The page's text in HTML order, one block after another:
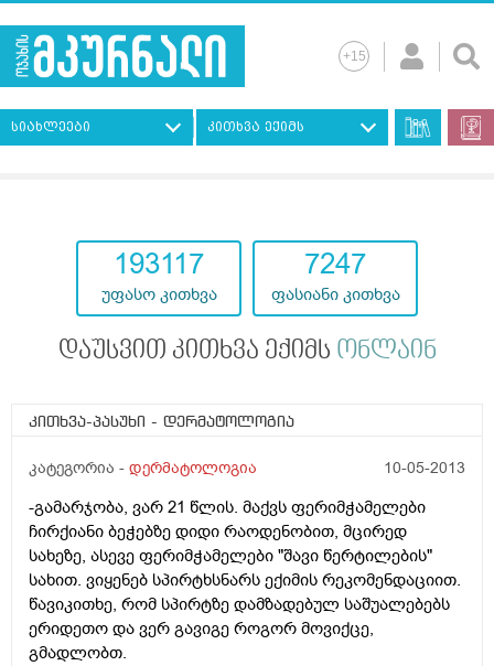
სიახლეები კითხვა ექიმს
193117
უფასო კითხვა
7247
ფასიანი კითხვა
დაუსვით კითხვა ექიმს ონლაინ
კითხვა-პასუხი - დერმატოლოგია
კატეგორია - დერმატოლოგია 10-05-2013
-გამარჯობა, ვარ 21 წლის. მაქვს ფერიმჭამელები
ჩირქიანი ბეჭებზე დიდი რაოდენობით, მცირედ
სახეზე, ასევე ფერიმჭამელები "შავი წერტილების"
სახით. ვიყენებ სპირტხსნარს ექიმის რეკომენდაციით.
წავიკითხე, რომ სპირტზე დამზადებულ საშუალებებს
ერიდეთო და ვერ გავიგე როგორ მოვიქცე,
გმადლობთ.